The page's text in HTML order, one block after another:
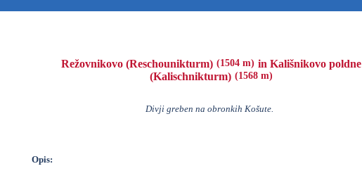
Režovnikovo (Reschounikturm) (1504 m) in Kališnikovo poldne
(Kalischnikturm) (1568 m)
Divji greben na obronkih Košute.
Opis: